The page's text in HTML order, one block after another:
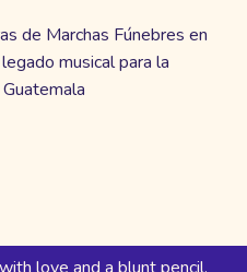
de Marchas Fúnebres en
musical para la